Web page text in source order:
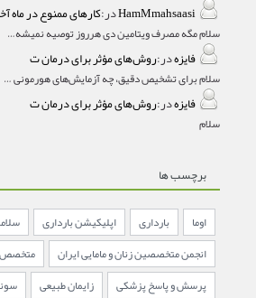
HamMmahsaasiدر:کارهای ممنوع در ماه
سلام مگه مصرف ویتامین دی هرروز توصیه نمیشه؟درمقاله میگه
فایزهدر:روش‌های مؤثر برای درمان ت
سلام برای تشخیص دقیق، چه آزمایش‌های هورمونی و چه سونوگر
فایزهدر:روش‌های مؤثر برای درمان ت
سلام
برچسب ها
اوما بارداری اپلیکیشن بارداری
انجمن متخصصین زنان و مامایی ایران
متخصص
پرسش و پاسخ پزشکی
زایمان طبیعی